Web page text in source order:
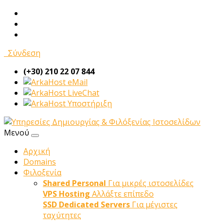
Σύνδεση
(+30) 210 22 07 844
eMail
LiveChat
Υποστήριξη
Μενού
Αρχική
Domains
Φιλοξενία
Shared Personal Για μικρές ιστοσελίδες
VPS Hosting Αλλάξτε επίπεδο
SSD Dedicated Servers Για μέγιστες
ταχύτητες